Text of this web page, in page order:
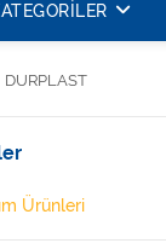
DURPLAST
Ürünleri